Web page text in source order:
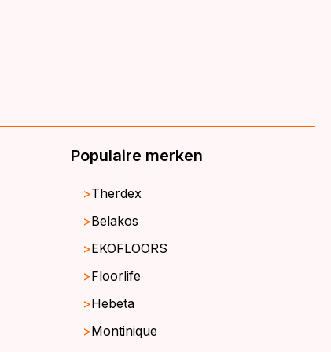
Populaire merken
Therdex
Belakos
EKOFLOORS
Floorlife
Hebeta
Montinique